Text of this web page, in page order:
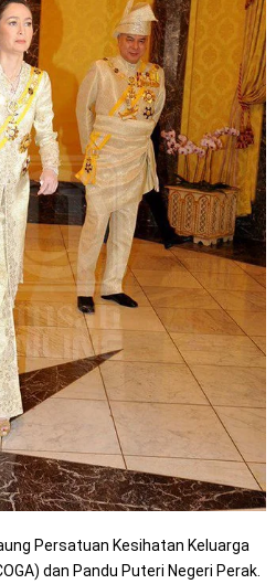
Persatuan Kesihatan Keluarga
dan Pandu Puteri Negeri Perak.